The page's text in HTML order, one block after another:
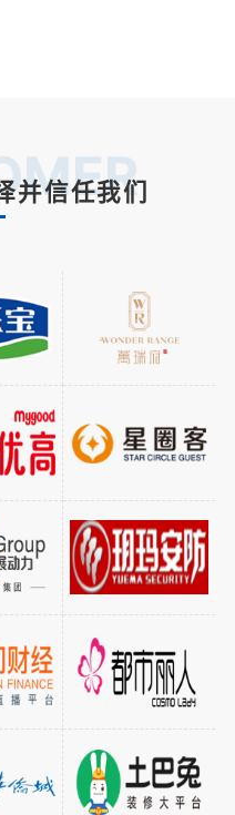
并信任我们